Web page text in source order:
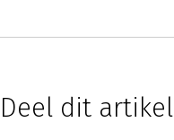
Deel dit artikel